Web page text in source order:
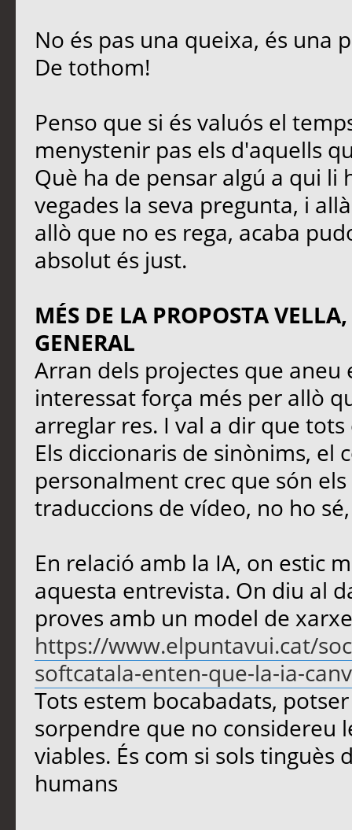
No és pas una queixa, és
De tothom!
Penso que si és valuós el
menystenir pas els d'aquells
Què ha de pensar algú a qui li
vegades la seva pregunta, i
allò que no es rega, acaba
absolut és just.
MÉS DE LA PROPOSTA
GENERAL
Arran dels projectes que
interessat força més per allò
arreglar res. I val a dir que
Els diccionaris de sinònims,
personalment crec que són
traduccions de vídeo, no ho
En relació amb la IA, on estic
aquesta entrevista. On diu al
proves amb un model de
https://www.elpuntavui.cat/
softcatala-enten-que-la-ia-
Tots estem bocabadats,
sorpendre que no considereu
viables. És com si sols tinguès
humans